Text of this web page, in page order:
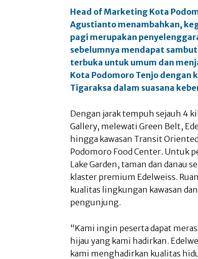
Head of Marketing Kota
Agustianto menambahkan,
pagi merupakan
sebelumnya mendapat
terbuka untuk umum dan
Kota Podomoro Tenjo dengan
Tigaraksa dalam suasana
Dengan jarak tempuh sejauh 4
Gallery, melewati Green Belt,
hingga kawasan Transit
Podomoro Food Center. Untuk
Lake Garden, taman dan danau
klaster premium Edelweiss.
kualitas lingkungan kawasan
pengunjung.
“Kami ingin peserta dapat
hijau yang kami hadirkan.
kami menghadirkan kualitas